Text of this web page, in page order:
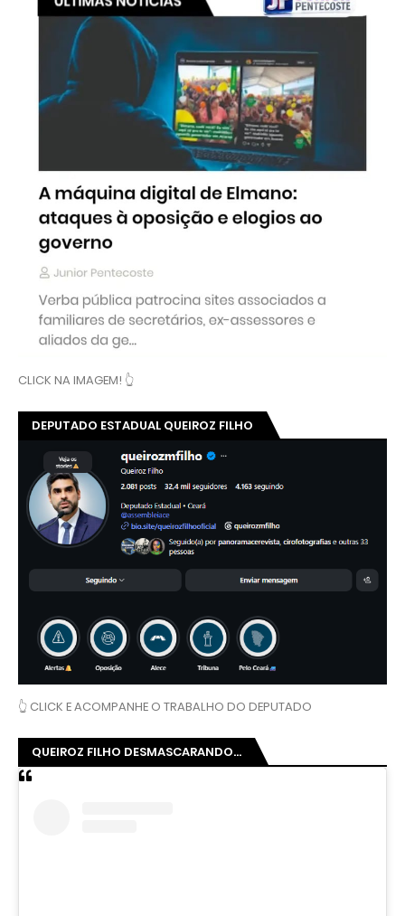
CLICK NA IMAGEM! 👆
DEPUTADO ESTADUAL QUEIROZ FILHO
👆 CLICK E ACOMPANHE O TRABALHO DO DEPUTADO
QUEIROZ FILHO DESMASCARANDO...